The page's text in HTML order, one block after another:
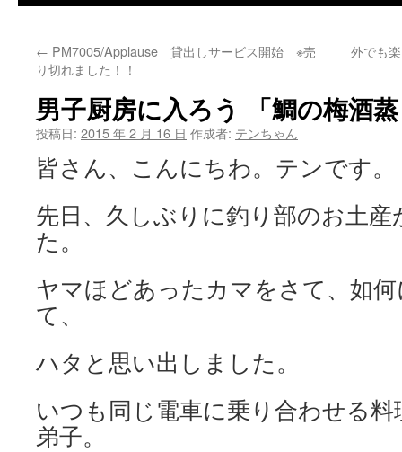
← PM7005/Applause 貸出しサービス開始 ※売
り切れました！！
外でも
男子厨房に入ろう 「鯛の梅酒
投稿日: 2015 年 2 月 16 日 作成者: テンちゃん
皆さん、こんにちわ。テンです。
先日、久しぶりに釣り部のお土
た。
ヤマほどあったカマをさて、如
て、
ハタと思い出しました。
いつも同じ電車に乗り合わせる
弟子。